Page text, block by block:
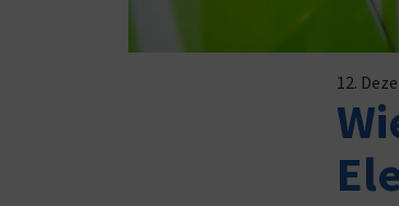
12.